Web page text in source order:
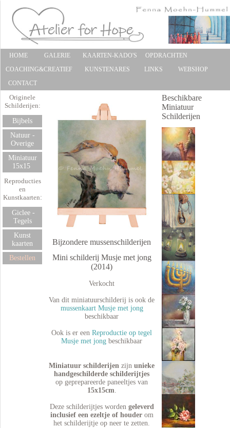
HOME GALERIE KAARTEN-KADO'S
OPDRACHTEN
COACHING&CREATIEF
KUNSTENARES LINKS
WEBSHOP
CONTACT
Originele
Schilderijen:
Bijbels
Natuur -
Overige
Miniatuur
15x15
Reproducties
en
Kunstkaarten:
Giclee -
Tegels
Kunst
kaarten
Bestellen
Bijzondere mussenschilderijen
Mini schilderij Musje met jong
(2014)
Verkocht
Van dit miniatuurschilderij is ook de
mussenkaart Musje met jong
beschikbaar
Ook is er eenReproductie op tegel
Musje met jong beschikbaar
Miniatuur schilderijen zijnunieke
handgeschilderde schilderijtjes
op geprepareerde paneeltjes van
15x15cm.
Deze schilderijtjes worden geleverd
inclusief een ezeltje of houderom
het schilderijtje op neer te zetten.
Beschikbare
Miniatuur
Schilderijen